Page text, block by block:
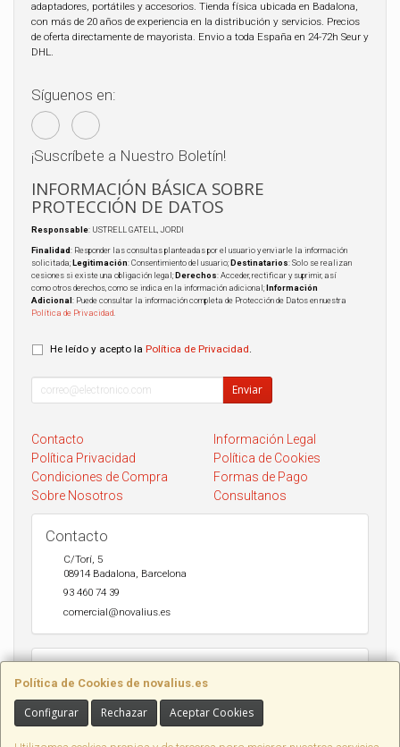
Política de Cookies de novalius.es
Configurar Rechazar Aceptar Cookies
adaptadores, portátiles y accesorios. Tienda física ubicada en Badalona,
con más de 20 años de experiencia en la distribución y servicios. Precios
de oferta directamente de mayorista. Envio a toda España en 24-72h Seur y
DHL.
Síguenos en:
¡Suscríbete a Nuestro Boletín!
INFORMACIÓN BÁSICA SOBRE
PROTECCIÓN DE DATOS
Responsable: USTRELL GATELL, JORDI
Finalidad: Responder las consultas planteadas por el usuario y enviarle la información
solicitada;Legitimación: Consentimiento del usuario;Destinatarios: Solo se realizan
cesiones si existe una obligación legal;Derechos: Acceder, rectificar y suprimir, así
como otros derechos, como se indica en la información adicional;Información
Adicional: Puede consultar la información completa de Protección de Datos en nuestra
Política de Privacidad
He leído y acepto la Política de Privacidad
Enviar
Contacto
Información Legal
Política Privacidad
Política de Cookies
Condiciones de Compra
Formas de Pago
Sobre Nosotros
Consultanos
Contacto
C/Torí, 5
08914 Badalona Barcelona
93 460 74 39
comercial@novalius.es
20h. Sábados de 10h a 14h. Envio a toda España en 24-72h Seur y
DHL.